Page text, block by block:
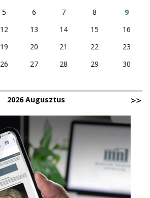
5 6 7 8
9
12 13 14 15
16
19 20 21 22
23
26 27 28 29
30
2026 Augusztus